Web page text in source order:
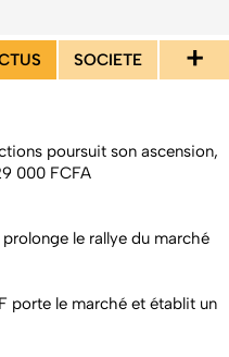
SOCIETE +
poursuit son ascension,
000 FCFA
le rallye du marché
porte le marché et établit un